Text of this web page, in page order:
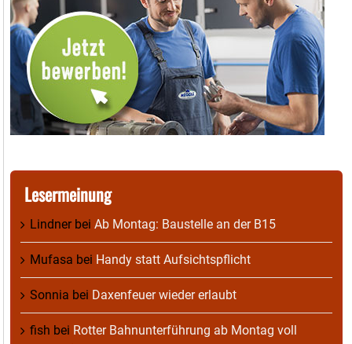
Lesermeinung
Lindnerbei Ab Montag: Baustelle an der B15
Mufasa bei Handy statt Aufsichtspflicht
Sonnia bei Daxenfeuer wieder erlaubt
fish bei Rotter Bahnunterführung ab Montag voll